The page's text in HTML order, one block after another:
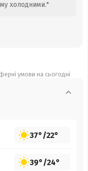
холодними."
умови на сьогодні
37°/22°
39°/24°